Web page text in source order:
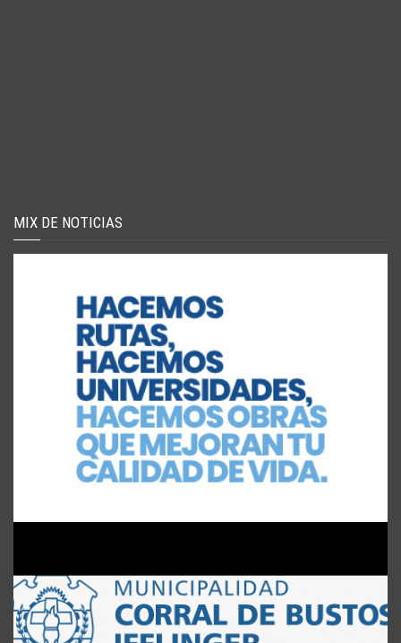
MIX DE NOTICIAS